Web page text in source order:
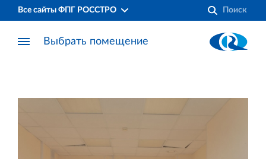
Все сайты ФПГ РОССТРО
Выбрать помещение